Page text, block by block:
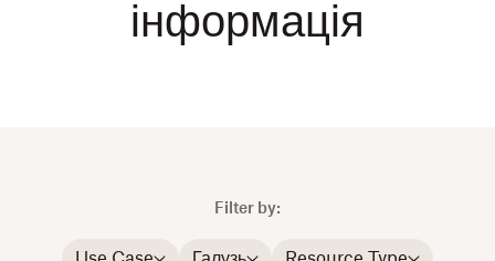
інформація
Filter by: